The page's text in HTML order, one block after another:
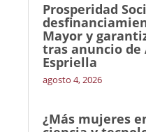
Prosperidad
Mayor y
tras anuncio de
Espriella
agosto 4, 2026
¿Más mujeres